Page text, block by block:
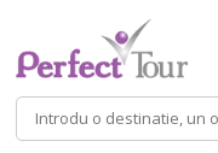
Caută
după: